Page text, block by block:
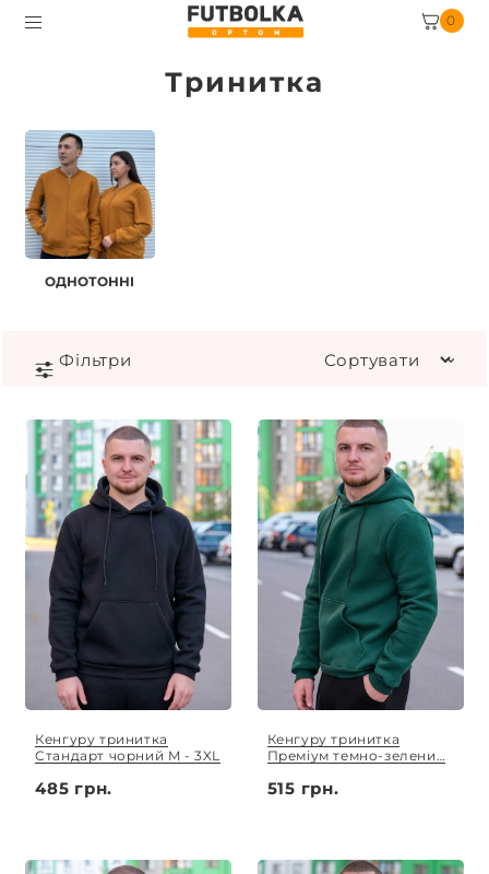
0
Тринитка
ОДНОТОННІ
Фiльтри
Кенгуру тринитка
Стандарт чорний M - 3XL
485 грн.
Кенгуру тринитка
Преміум темно-зелений
515 грн.